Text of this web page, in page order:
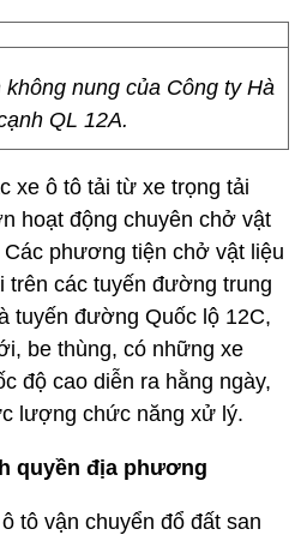
nung của Công ty Hà
QL 12A.
xe ô tô tải từ xe trọng tải
hoạt động chuyên chở vật
Các phương tiện chở vật liệu
các tuyến đường trung
tuyến đường Quốc lộ 12C,
be thùng, có những xe
độ cao diễn ra hằng ngày,
lượng chức năng xử lý.
quyền địa phương
tô vận chuyển đổ đất san